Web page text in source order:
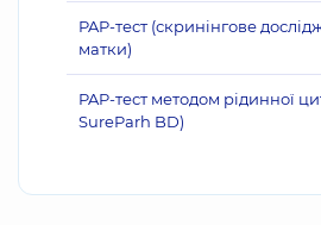
PAP-тест (скринінгове
матки)
PAP-тест методом рідинної
SureParh BD)